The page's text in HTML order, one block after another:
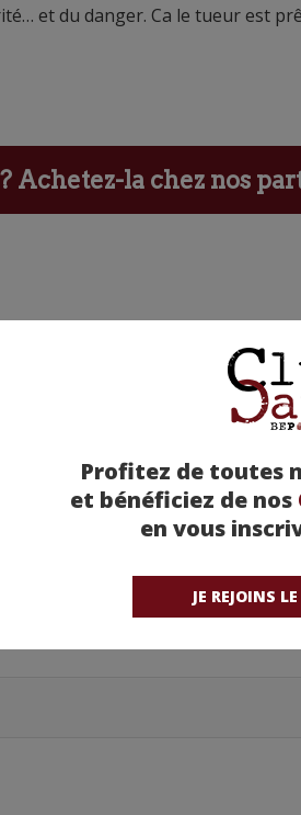
Profitez de toutes
et bénéficiez de nos
en vous
JE REJOINS
et du danger. Ca le tueur est
Achetez-la chez nos